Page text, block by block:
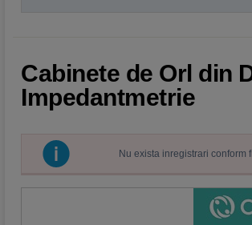
Cabinete de Orl din
Impedantmetrie
Nu exista inregistrari